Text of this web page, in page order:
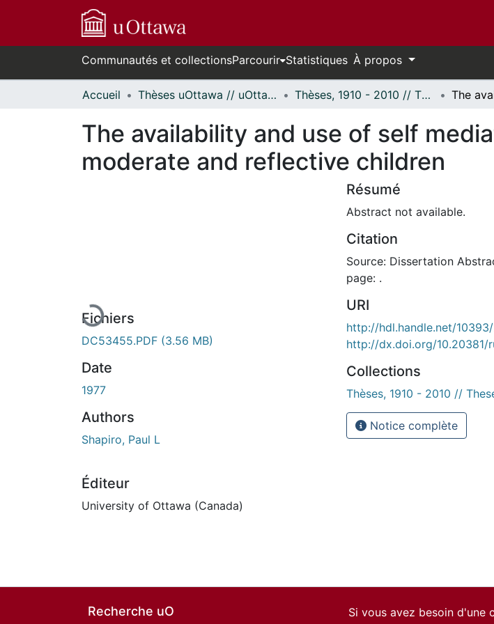
Communautés et collectionsParcourir Statistiques À propos
Accueil Thèses uOttawa // uOttawa Theses Thèses, 1910 - 2010 // Theses, 1910 - 2010
The availability and use of self
moderate and reflective children
Fichiers
DC53455.PDF (3.56 MB)
Date
1977
Authors
Shapiro, Paul L
Éditeur
University of Ottawa (Canada)
Résumé
Abstract not available.
Citation
Source: Dissertation
page: .
URI
http://hdl.handle.net/
http://dx.doi.org/10.20381/
Collections
Thèses, 1910 - 2010 //
Notice complète
Recherche uO
Si vous avez besoin d'une